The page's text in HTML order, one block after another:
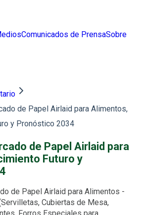
Comunicados de PrensaSobre
de Papel Airlaid para Alimentos,
y Pronóstico 2034
de Papel Airlaid para
Futuro y
de Papel Airlaid para Alimentos -
Cubiertas de Mesa,